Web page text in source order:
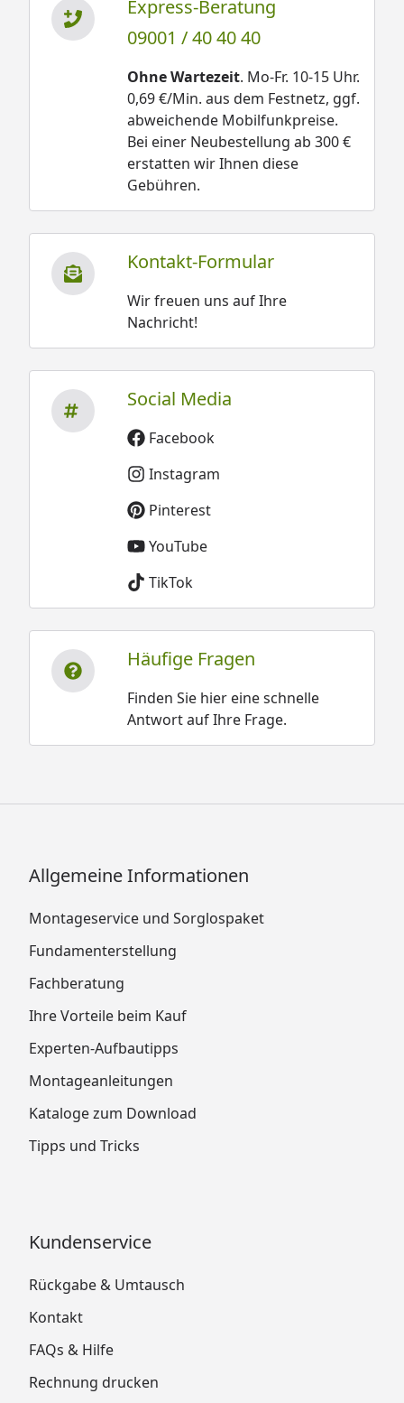
Express-Beratung
09001 / 40 40 40
Ohne Wartezeit. Mo-Fr. 10-15 Uhr.
0,69 €/Min. aus dem Festnetz, ggf.
abweichende Mobilfunkpreise.
Bei einer Neubestellung ab 300 €
erstatten wir Ihnen diese
Gebühren.
Kontakt-Formular
Wir freuen uns auf Ihre
Nachricht!
Social Media
Facebook
Instagram
Pinterest
YouTube
TikTok
Häufige Fragen
Finden Sie hier eine schnelle
Antwort auf Ihre Frage.
Allgemeine Informationen
Montageservice und Sorglospaket
Fundamenterstellung
Fachberatung
Ihre Vorteile beim Kauf
Experten-Aufbautipps
Montageanleitungen
Kataloge zum Download
Tipps und Tricks
Kundenservice
Rückgabe & Umtausch
Kontakt
FAQs & Hilfe
Rechnung drucken